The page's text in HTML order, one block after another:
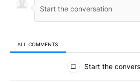
ALL COMMENTS
All Comments
Start the